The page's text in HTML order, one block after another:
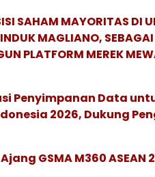
SAHAM MAYORITAS DI
MAGLIANO,
PLATFORM MEREK
Penyimpanan Data
2026, Dukung
GSMA M360 ASEAN